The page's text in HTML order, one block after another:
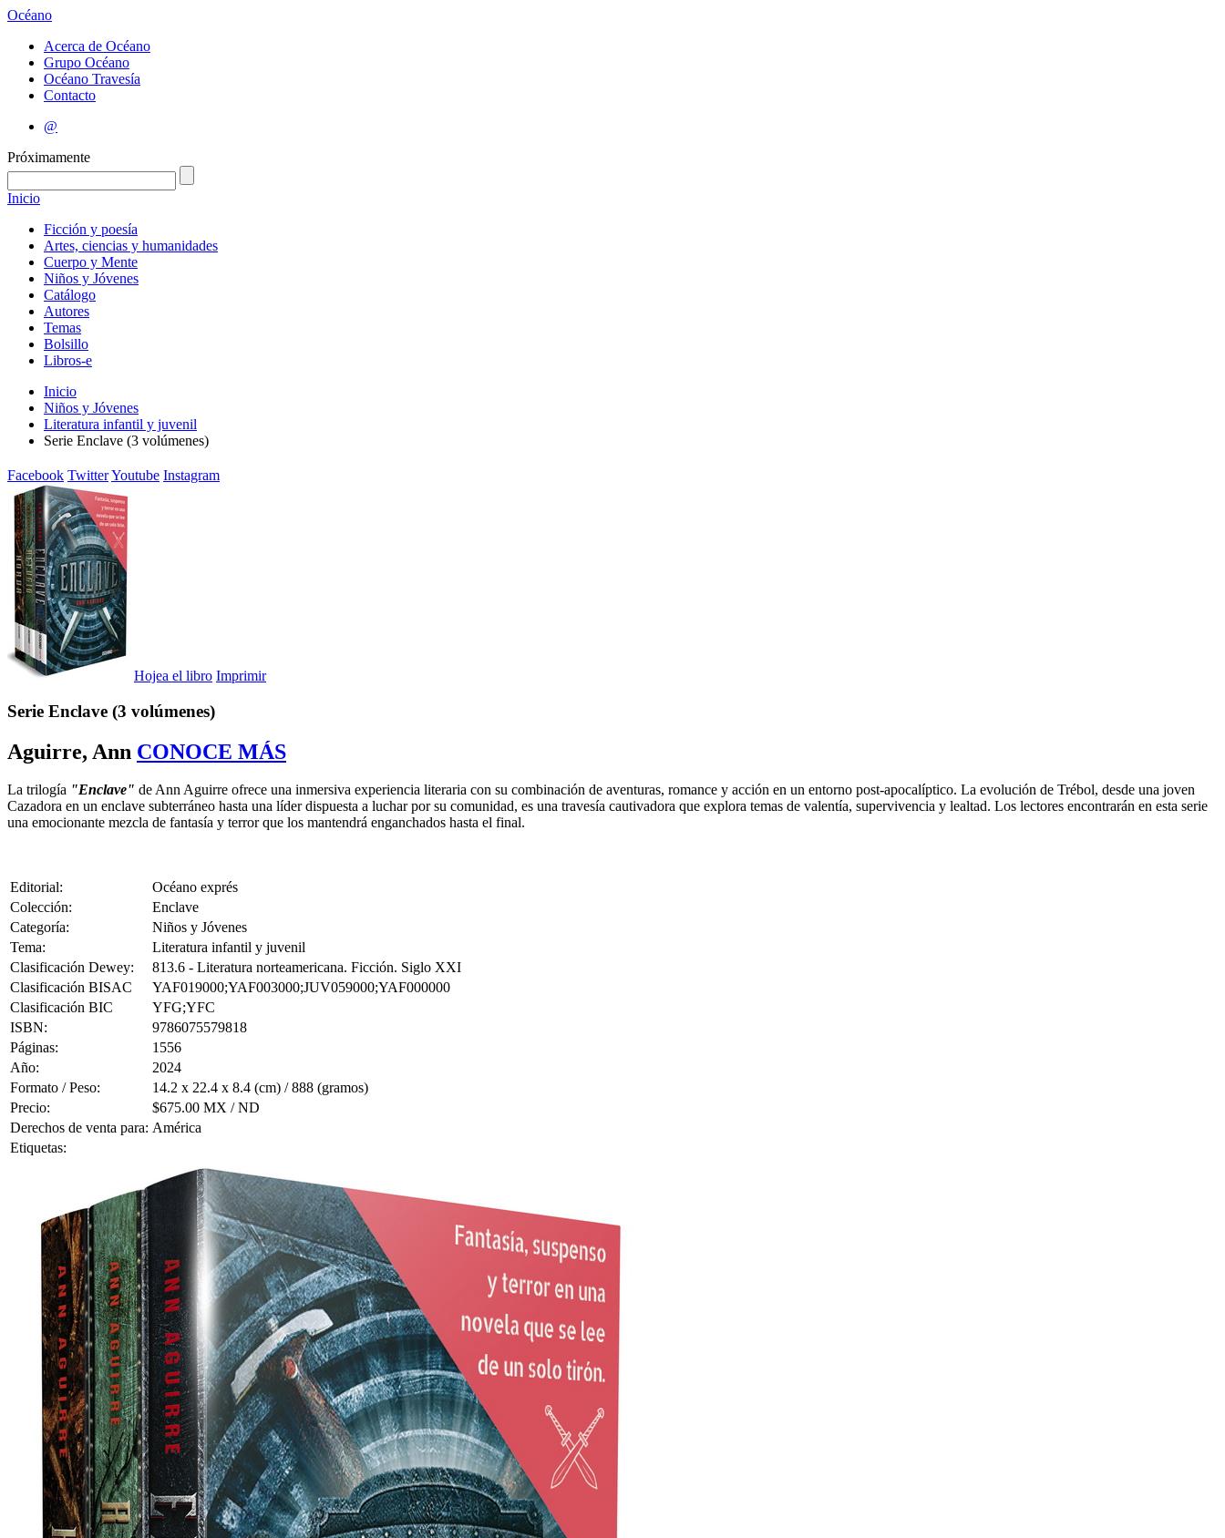
Océano
Acerca de Océano
Grupo Océano
Océano Travesía
Contacto
@
Próximamente
Inicio
Ficción y poesía
Artes, ciencias y humanidades
Cuerpo y Mente
Niños y Jóvenes
Catálogo
Autores
Temas
Bolsillo
Libros-e
Inicio
Niños y Jóvenes
Literatura infantil y juvenil
Serie Enclave (3 volúmenes)
Facebook TwitterYoutube Instagram
Hojea el libro Imprimir
Serie Enclave (3 volúmenes)
Aguirre, Ann CONOCE MÁS
La trilogía "Enclave" de Ann Aguirre ofrece una inmersiva experiencia literaria con su combinación de aventuras, romance y acción en un entorno post-apocalíptico. La evolución de Trébol, desde una joven
Cazadora en un enclave subterráneo hasta una líder dispuesta a luchar por su comunidad, es una travesía cautivadora que explora temas de valentía, supervivencia y lealtad. Los lectores encontrarán en esta serie
una emocionante mezcla de fantasía y terror que los mantendrá enganchados hasta el final.
Editorial:
Océano exprés
Colección:
Enclave
Categoría:
Niños y Jóvenes
Tema:
Literatura infantil y juvenil
Clasificación Dewey:
813.6 - Literatura norteamericana. Ficción. Siglo XXI
Clasificación BISAC
YAF019000;YAF003000;JUV059000;YAF000000
Clasificación BIC
YFG;YFC
ISBN:
9786075579818
Páginas:
1556
Año:
2024
Formato / Peso:
14.2 x 22.4 x 8.4 (cm) / 888 (gramos)
Precio:
$675.00 MX / ND
Derechos de venta para: América
Etiquetas: